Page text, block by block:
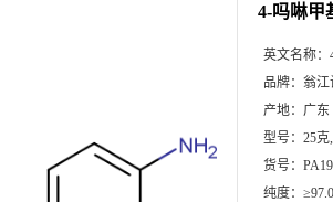
4-吗啉甲
英文名称：
品牌： 翁江
产地： 广东
型号： 25克
货号：
纯度：